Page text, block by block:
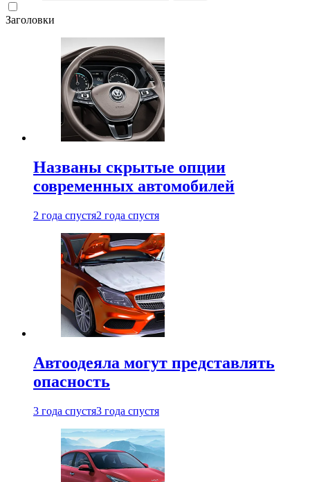
Заголовки
Названы скрытые опции
современных автомобилей
2 года спустя2 года спустя
Автоодеяла могут представлять
опасность
3 года спустя3 года спустя